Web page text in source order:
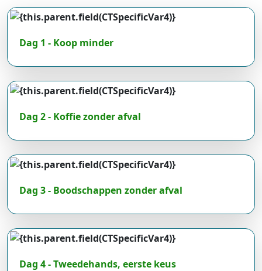
Dag 1 - Koop minder
Dag 2 - Koffie zonder afval
Dag 3 - Boodschappen zonder afval
Dag 4 - Tweedehands, eerste keus